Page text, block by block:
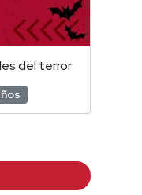
del terror